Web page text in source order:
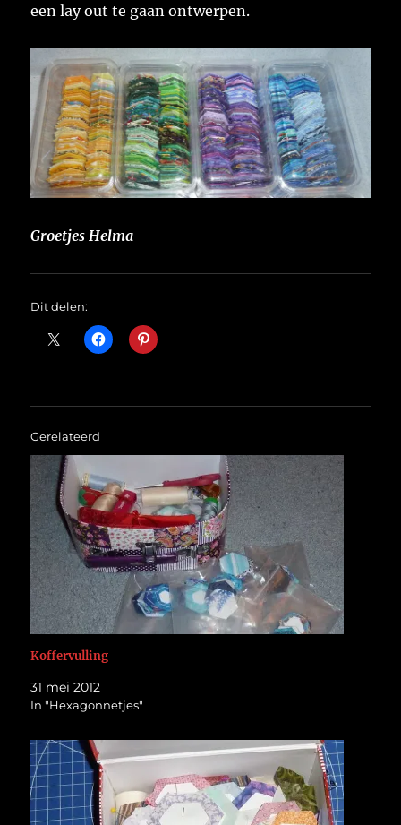
een lay out te gaan ontwerpen.
Groetjes Helma
Dit delen:
Gerelateerd
Koffervulling
31 mei 2012
In "Hexagonnetjes"